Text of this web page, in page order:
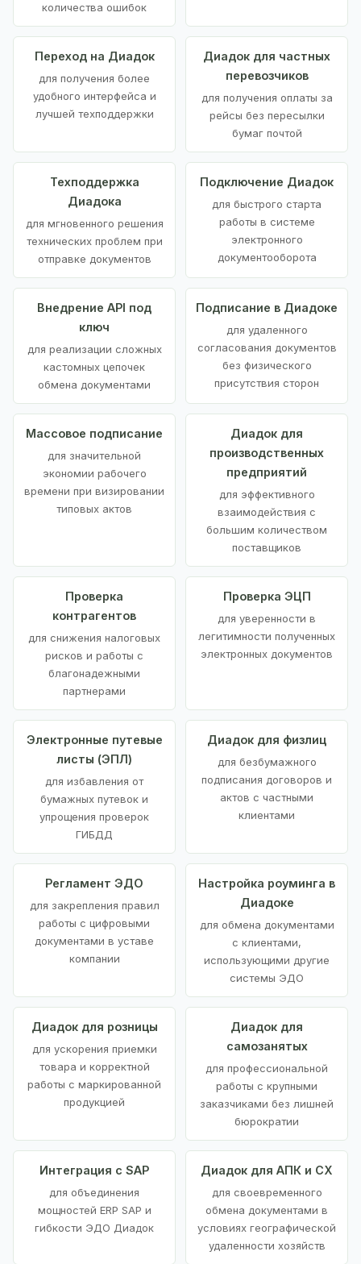
количества ошибок
Переход на Диадок
для получения более
удобного интерфейса и
лучшей техподдержки
Диадок для частных
перевозчиков
для получения оплаты за
рейсы без пересылки
бумаг почтой
Техподдержка
Диадока
для мгновенного решения
технических проблем при
отправке документов
Подключение Диадок
для быстрого старта
работы в системе
электронного
документооборота
Внедрение API под
ключ
для реализации сложных
кастомных цепочек
обмена документами
Подписание в Диадоке
для удаленного
согласования документов
без физического
присутствия сторон
Массовое подписание
для значительной
экономии рабочего
времени при визировании
типовых актов
Диадок для
производственных
предприятий
для эффективного
взаимодействия с
большим количеством
поставщиков
Проверка
контрагентов
для снижения налоговых
рисков и работы с
благонадежными
партнерами
Проверка ЭЦП
для уверенности в
легитимности полученных
электронных документов
Электронные путевые
листы (ЭПЛ)
для избавления от
бумажных путевок и
упрощения проверок
ГИБДД
Диадок для физлиц
для безбумажного
подписания договоров и
актов с частными
клиентами
Регламент ЭДО
для закрепления правил
работы с цифровыми
документами в уставе
компании
Настройка роуминга в
Диадоке
для обмена документами
с клиентами,
использующими другие
системы ЭДО
Диадок для розницы
для ускорения приемки
товара и корректной
работы с маркированной
продукцией
Диадок для
самозанятых
для профессиональной
работы с крупными
заказчиками без лишней
бюрократии
Интеграция с SAP
для объединения
мощностей ERP SAP и
гибкости ЭДО Диадок
Диадок для АПК и СХ
для своевременного
обмена документами в
условиях географической
удаленности хозяйств